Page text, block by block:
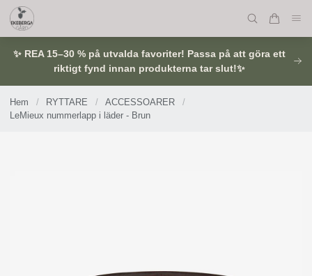
✨ REA 15–30 % på utvalda favoriter! Passa på att göra ett
riktigt fynd innan produkterna tar slut!✨
Hem / RYTTARE / ACCESSOARER
/
LeMieux nummerlapp i läder - Brun